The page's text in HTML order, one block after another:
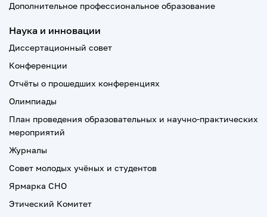
Дополнительное профессиональное образование
Наука и инновации
Диссертационный совет
Конференции
Отчёты о прошедших конференциях
Олимпиады
План проведения образовательных и научно-практических
мероприятий
Журналы
Совет молодых учёных и студентов
Ярмарка СНО
Этический Комитет